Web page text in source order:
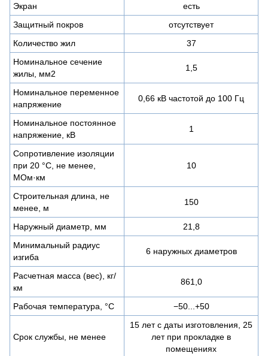
Экран
есть
Защитный покров
отсутствует
Количество жил
37
Номинальное сечение
жилы, мм2
1,5
Номинальное переменное
напряжение
0,66 кВ частотой до 100 Гц
Номинальное постоянное
напряжение, кВ
1
Сопротивление изоляции
при 20 °С, не менее,
МОм·км
10
Строительная длина, не
менее, м
150
Наружный диаметр, мм
21,8
Минимальный радиус
изгиба
6 наружных диаметров
Расчетная масса (вес), кг/
км
861,0
Рабочая температура, °C −50...+50
Срок службы, не менее
15 лет с даты изготовления, 25
лет при прокладке в
помещениях